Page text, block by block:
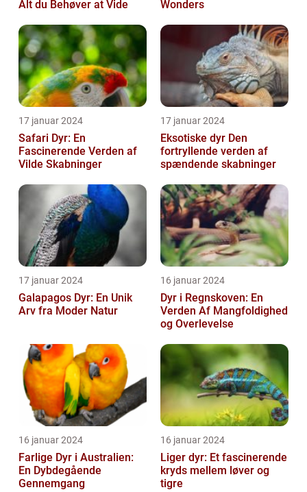
Alt du Behøver at Vide Wonders
17 januar 2024
Safari Dyr: En
Fascinerende Verden af
Vilde Skabninger
17 januar 2024
Eksotiske dyr Den
fortryllende verden af
spændende skabninger
17 januar 2024
Galapagos Dyr: En Unik
Arv fra Moder Natur
16 januar 2024
Dyr i Regnskoven: En
Verden Af Mangfoldighed
og Overlevelse
16 januar 2024
Farlige Dyr i Australien:
En Dybdegående
Gennemgang
16 januar 2024
Liger dyr: Et fascinerende
kryds mellem løver og
tigre